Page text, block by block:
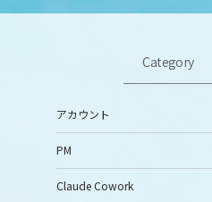
Category
アカウント
PM
Claude Cowork